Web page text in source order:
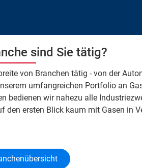
sind Sie tätig?
von Branchen tätig - von der
umfangreichen Portfolio an
bedienen wir nahezu alle
den ersten Blick kaum mit Gasen in